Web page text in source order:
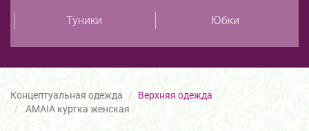
Туники Юбки
Концептуальная одежда
Верхняя одежда
AMAIA куртка женская